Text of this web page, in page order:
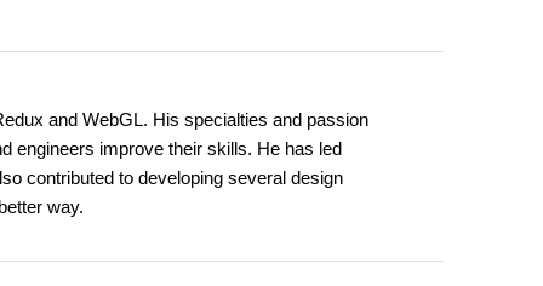
and WebGL. His specialties and passion
engineers improve their skills. He has led
contributed to developing several design
way.